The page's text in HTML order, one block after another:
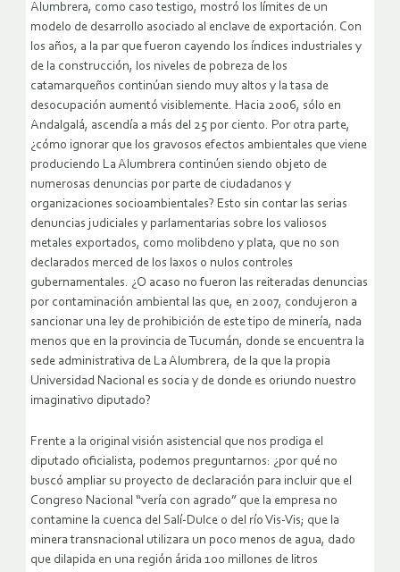
Alumbrera, como caso testigo, mostró los límites de un
modelo de desarrollo asociado al enclave de exportación. Con
los años, a la par que fueron cayendo los índices industriales y
de la construcción, los niveles de pobreza de los
catamarqueños continúan siendo muy altos y la tasa de
desocupación aumentó visiblemente. Hacia 2006, sólo en
Andalgalá, ascendía a más del 25 por ciento. Por otra parte,
¿cómo ignorar que los gravosos efectos ambientales que viene
produciendo La Alumbrera continúen siendo objeto de
numerosas denuncias por parte de ciudadanos y
organizaciones socioambientales? Esto sin contar las serias
denuncias judiciales y parlamentarias sobre los valiosos
metales exportados, como molibdeno y plata, que no son
declarados merced de los laxos o nulos controles
gubernamentales. ¿O acaso no fueron las reiteradas denuncias
por contaminación ambiental las que, en 2007, condujeron a
sancionar una ley de prohibición de este tipo de minería, nada
menos que en la provincia de Tucumán, donde se encuentra la
sede administrativa de La Alumbrera, de la que la propia
Universidad Nacional es socia y de donde es oriundo nuestro
imaginativo diputado?
Frente a la original visión asistencial que nos prodiga el
diputado oficialista, podemos preguntarnos: ¿por qué no
buscó ampliar su proyecto de declaración para incluir que el
Congreso Nacional “vería con agrado” que la empresa no
contamine la cuenca del Salí-Dulce o del río Vis-Vis; que la
minera transnacional utilizara un poco menos de agua, dado
que dilapida en una región árida 100 millones de litros